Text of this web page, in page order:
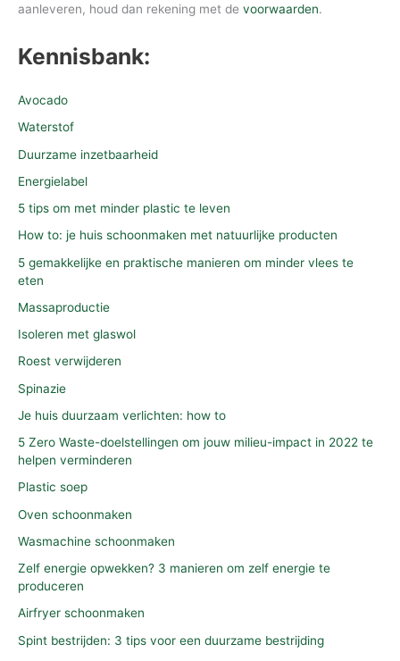
aanleveren, houd dan rekening met de voorwaarden.
Kennisbank:
Avocado
Waterstof
Duurzame inzetbaarheid
Energielabel
5 tips om met minder plastic te leven
How to: je huis schoonmaken met natuurlijke producten
5 gemakkelijke en praktische manieren om minder vlees te
eten
Massaproductie
Isoleren met glaswol
Roest verwijderen
Spinazie
Je huis duurzaam verlichten: how to
5 Zero Waste-doelstellingen om jouw milieu-impact in 2022 te
helpen verminderen
Plastic soep
Oven schoonmaken
Wasmachine schoonmaken
Zelf energie opwekken? 3 manieren om zelf energie te
produceren
Airfryer schoonmaken
Spint bestrijden: 3 tips voor een duurzame bestrijding